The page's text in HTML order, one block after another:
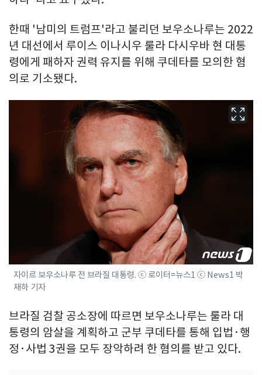
한때 '남미의 트럼프'라고 불리던 보우소나루는 2022
년 대선에서 루이스 이나시우 룰라 다시우바 현 대통
령에게 패하자 권력 유지를 위해 쿠데타를 모의한 혐
의로 기소됐다.
자이르 보우소나루 전 브라질 대통령. ⓒ 로이터=뉴스1 ⓒ News1 박
재하 기자
브라질 검찰 공소장에 따르면 보우소나루는 룰라 대
통령의 암살을 계획하고 군부 쿠데타를 통해 입법·행
정·사법 3권을 모두 장악하려 한 혐의를 받고 있다.